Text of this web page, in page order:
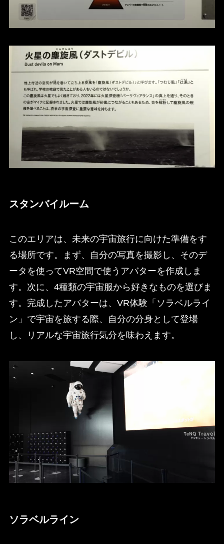
スタンバイルーム
このエリアは、未来の宇宙旅行に向けた準備をす
る場所です。まず、自分の写真を撮影し、そのデ
ータを使ってVR空間で使うアバターを作成しま
す。次に、4種類の宇宙服から好きなものを選びま
す。完成したアバターは、VR体験「ソラベルライ
ン」で宇宙を旅する際、自分の分身として登場
し、リアルな宇宙旅行気分を味わえます。
ソラベルライン